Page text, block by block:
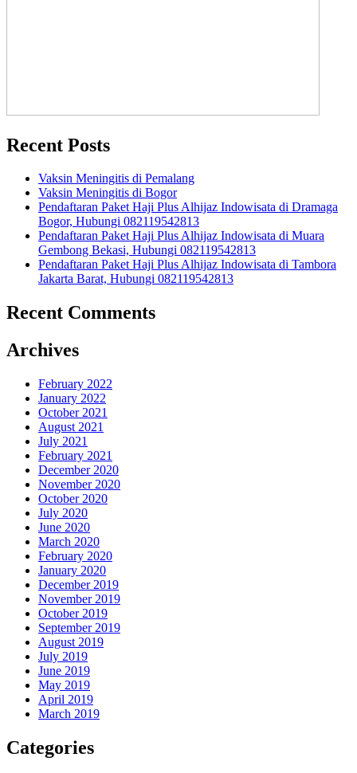
Recent Posts
Vaksin Meningitis di Pemalang
Vaksin Meningitis di Bogor
Pendaftaran Paket Haji Plus Alhijaz Indowisata di Dramaga
Bogor, Hubungi 082119542813
Pendaftaran Paket Haji Plus Alhijaz Indowisata di Muara
Gembong Bekasi, Hubungi 082119542813
Pendaftaran Paket Haji Plus Alhijaz Indowisata di Tambora
Jakarta Barat, Hubungi 082119542813
Recent Comments
Archives
February 2022
January 2022
October 2021
August 2021
July 2021
February 2021
December 2020
November 2020
October 2020
July 2020
June 2020
March 2020
February 2020
January 2020
December 2019
November 2019
October 2019
September 2019
August 2019
July 2019
June 2019
May 2019
April 2019
March 2019
Categories